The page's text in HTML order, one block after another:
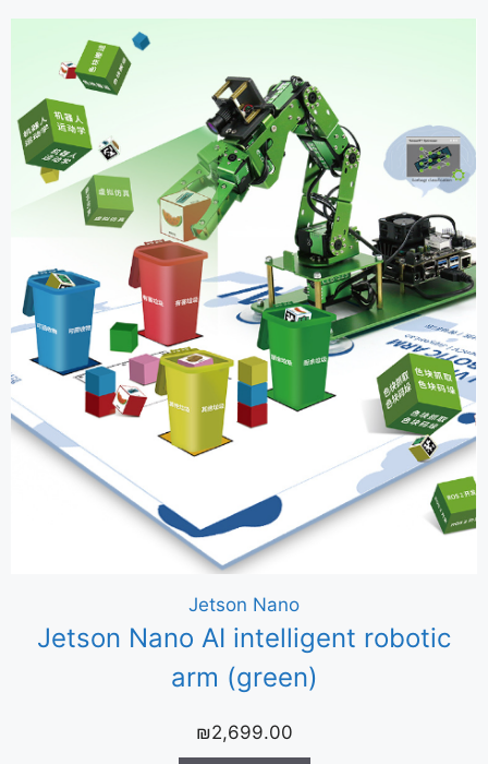
Jetson Nano
Jetson Nano AI intelligent robotic
arm (green)
₪2,699.00